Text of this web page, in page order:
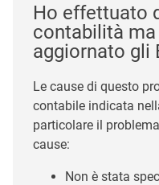
Ho effettuato
contabilità
aggiornato gli
Le cause di questo
contabile indicata
particolare il
cause:
Non è stata